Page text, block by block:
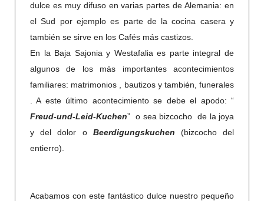
dulce es muy difuso en varias partes de Alemania: en
el Sud por ejemplo es parte de la cocina casera y
también se sirve en los Cafés más castizos.
En la Baja Sajonia y Westafalia es parte integral de
algunos de los más importantes acontecimientos
familiares: matrimonios , bautizos y también, funerales
. A este último acontecimiento se debe el apodo: “
Freud-und-Leid-Kuchen” o sea bizcocho de la joya
y del dolor o Beerdigungskuchen (bizcocho del
entierro).
Acabamos con este fantástico dulce nuestro pequeño